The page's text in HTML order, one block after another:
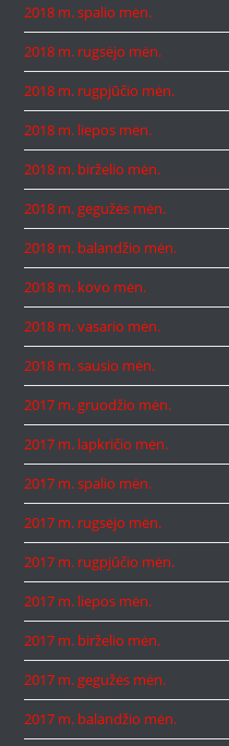
2018 m. spalio mėn.
2018 m. rugsėjo mėn.
2018 m. rugpjūčio mėn.
2018 m. liepos mėn.
2018 m. birželio mėn.
2018 m. gegužės mėn.
2018 m. balandžio mėn.
2018 m. kovo mėn.
2018 m. vasario mėn.
2018 m. sausio mėn.
2017 m. gruodžio mėn.
2017 m. lapkričio mėn.
2017 m. spalio mėn.
2017 m. rugsėjo mėn.
2017 m. rugpjūčio mėn.
2017 m. liepos mėn.
2017 m. birželio mėn.
2017 m. gegužės mėn.
2017 m. balandžio mėn.